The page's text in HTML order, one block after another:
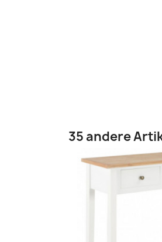
35 andere